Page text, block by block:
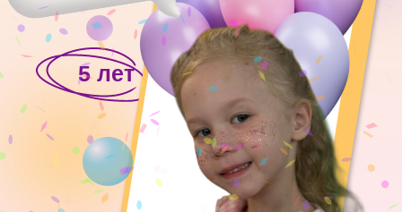
5 лет